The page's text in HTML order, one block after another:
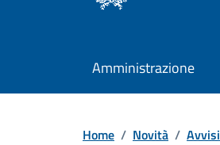
Amministrazione
Home / Novità / Avvisi